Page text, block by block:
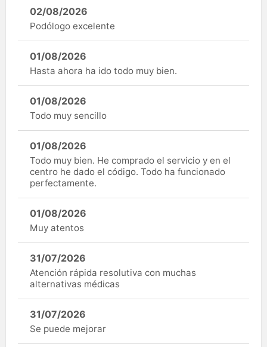
02/08/2026
Podólogo excelente
01/08/2026
Hasta ahora ha ido todo muy bien.
01/08/2026
Todo muy sencillo
01/08/2026
Todo muy bien. He comprado el servicio y en el
centro he dado el código. Todo ha funcionado
perfectamente.
01/08/2026
Muy atentos
31/07/2026
Atención rápida resolutiva con muchas
alternativas médicas
31/07/2026
Se puede mejorar